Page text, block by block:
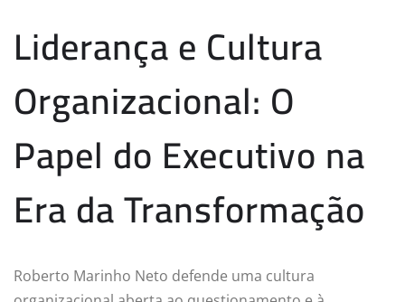
Liderança e Cultura
Organizacional: O
Papel do Executivo na
Era da Transformação
Roberto Marinho Neto defende uma cultura